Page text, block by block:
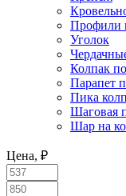
Профили
Уголок
Колпак
Парапет
Пика
Шаговая
Шар на
Цена, ₽